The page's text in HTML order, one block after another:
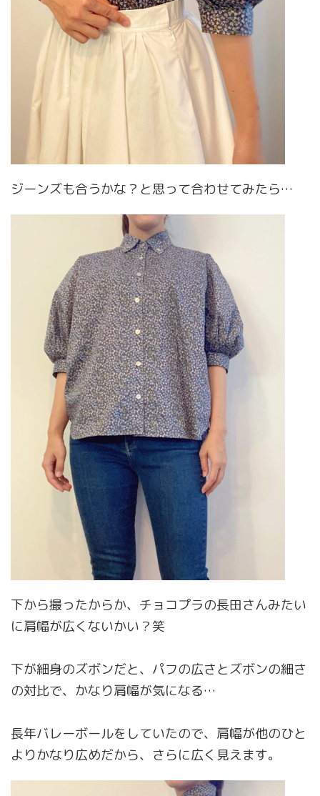
ジーンズも合うかな？と思って合わせてみたら…
下から撮ったからか、チョコプラの長田さんみたい
に肩幅が広くないかい？笑
下が細身のズボンだと、パフの広さとズボンの細さ
の対比で、かなり肩幅が気になる…
長年バレーボールをしていたので、肩幅が他のひと
よりかなり広めだから、さらに広く見えます。